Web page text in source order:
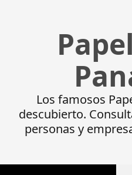
Los famosos
descubierto.
personas y